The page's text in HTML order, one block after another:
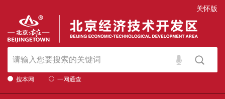
关怀版
搜本网 一网通查